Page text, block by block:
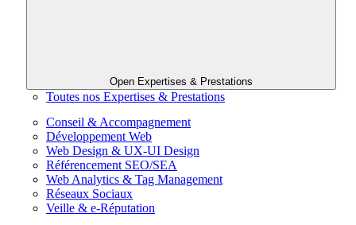
Open Expertises & Prestations
Toutes nos Expertises & Prestations
Conseil & Accompagnement
Développement Web
Web Design & UX-UI Design
Référencement SEO/SEA
Web Analytics & Tag Management
Réseaux Sociaux
Veille & e-Réputation